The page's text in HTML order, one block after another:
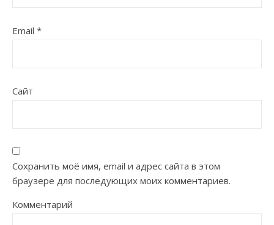
Email *
Сайт
Сохранить моё имя, email и адрес сайта в этом
браузере для последующих моих комментариев.
Комментарий